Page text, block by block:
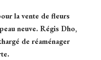
la vente de fleurs
neuve. Régis Dho,
de réaménager